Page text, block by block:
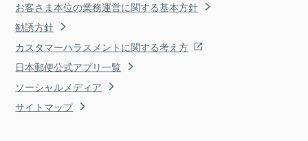
お客さま本位の業務運営に関する基本方針
勧誘方針
カスタマーハラスメントに関する考え方
日本郵便公式アプリ一覧
ソーシャルメディア
サイトマップ